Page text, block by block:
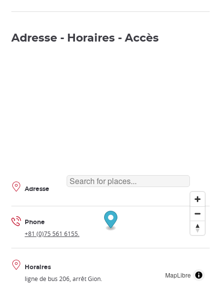
Adresse - Horaires - Accès
MapLibre
Adresse
Phone
+81 (0)75 561 6155.
Horaires
ligne de bus 206, arrêt Gion.